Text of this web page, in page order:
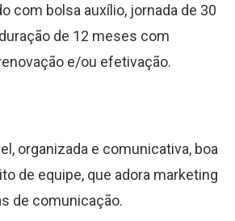
com bolsa auxílio, jornada de 30
de 12 meses com
e/ou efetivação.
organizada e comunicativa, boa
de equipe, que adora marketing
de comunicação.